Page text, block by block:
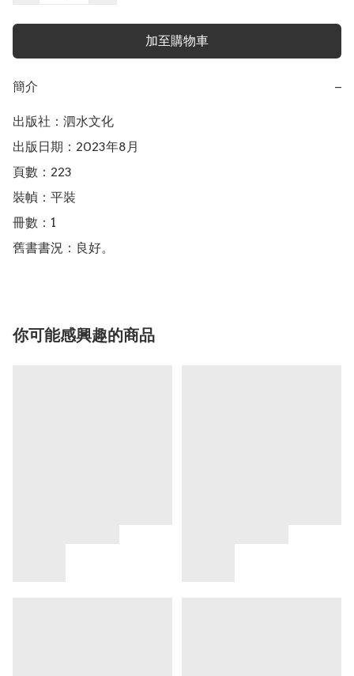
加至購物車
簡介 −
出版社：泗水文化
出版日期：2023年8月
頁數：223
裝幀：平裝
冊數：1
舊書書況：良好。
你可能感興趣的商品